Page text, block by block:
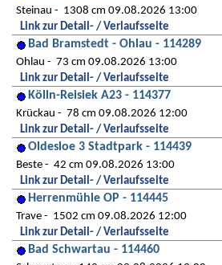
Steinau
1308 cm 09.08.2026 13:00
Link zur Detail- / Verlaufsseite
Bad Bramstedt - Ohlau - 114289
Ohlau
73 cm 09.08.2026 13:00
Link zur Detail- / Verlaufsseite
Kölln-Reisiek A23 - 114377
Krückau
78 cm 09.08.2026 12:00
Link zur Detail- / Verlaufsseite
Oldesloe 3 Stadtpark - 114439
Beste
42 cm 09.08.2026 13:00
Link zur Detail- / Verlaufsseite
Herrenmühle OP - 114445
Trave
1502 cm 09.08.2026 12:00
Link zur Detail- / Verlaufsseite
Bad Schwartau - 114460